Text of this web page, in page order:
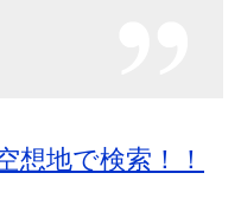
地で検索！！